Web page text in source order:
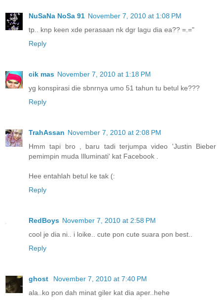
NuSaNa NoSa 91 November 7, 2010 at 1:08 PM
tp.. knp keen xde perasaan nk dgr lagu dia ea?? =.="
Reply
cik mas November 7, 2010 at 1:18 PM
yg konspirasi die sbnrnya umo 51 tahun tu betul ke???
Reply
TrahAssan November 7, 2010 at 2:08 PM
Hmm tapi bro , baru tadi terjumpa video 'Justin Bieber
pemimpin muda Illuminati' kat Facebook .
Hee entahlah betul ke tak (:
Reply
RedBoys November 7, 2010 at 2:58 PM
cool je dia ni.. i loike.. cute pon cute suara pon best..
Reply
ghost
November 7, 2010 at 7:40 PM
ala..ko pon dah minat giler kat dia aper..hehe